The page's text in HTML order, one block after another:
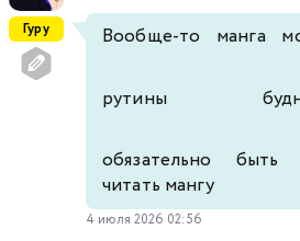
Гуру Вообще-то манга
рутины
обязательно
читать мангу
4 июля 2026 02:56